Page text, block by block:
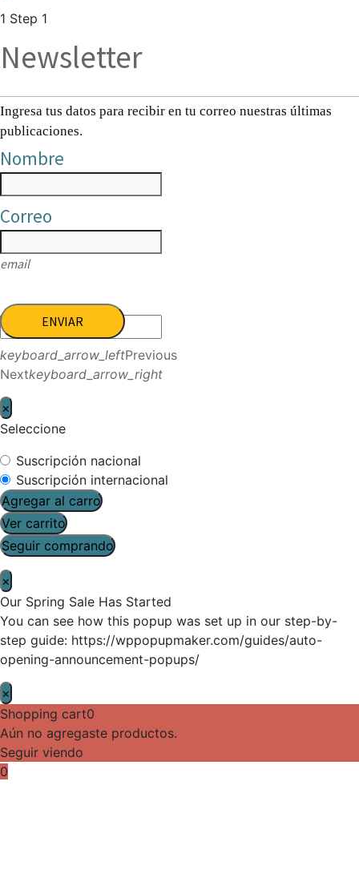
1 Step 1
Newsletter
Ingresa tus datos para recibir en tu correo nuestras últimas
publicaciones.
Nombre
Correo
email
ENVIAR
keyboard_arrow_leftPrevious
Nextkeyboard_arrow_right
×
Seleccione
Suscripción nacional
Suscripción internacional
Agregar al carro
Ver carrito
Seguir comprando
×
Our Spring Sale Has Started
You can see how this popup was set up in our step-by-
step guide: https://wppopupmaker.com/guides/auto-
opening-announcement-popups/
×
Shopping cart0
Aún no agregaste productos.
Seguir viendo
0